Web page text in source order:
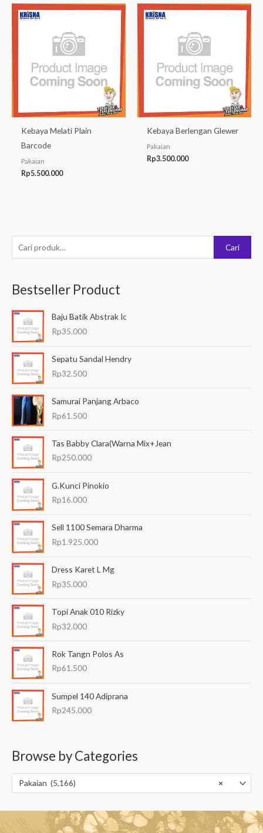
e
c
a
u
n
t
u
Cari
Bestseller Product
Baju Batik Abstrak Ic
Rp35.000
Sepatu Sandal Hendry
Rp32.500
Samurai Panjang Arbaco
Rp61.500
Tas Babby Clara(Warna Mix+Jean
Rp250.000
G.Kunci Pinokio
Rp16.000
Sell 1100 Semara Dharma
Rp1.925.000
Dress Karet L Mg
Rp35.000
Topi Anak 010 Rizky
Rp32.000
Rok Tangn Polos As
Rp61.500
Sumpel 140 Adiprana
Rp245.000
Browse by Categories
×
Pakaian (5,166)
Kebaya Melati Plain
Barcode
Pakaian
Rp5.500.000
Kebaya Berlengan Glewer
Pakaian
Rp3.500.000